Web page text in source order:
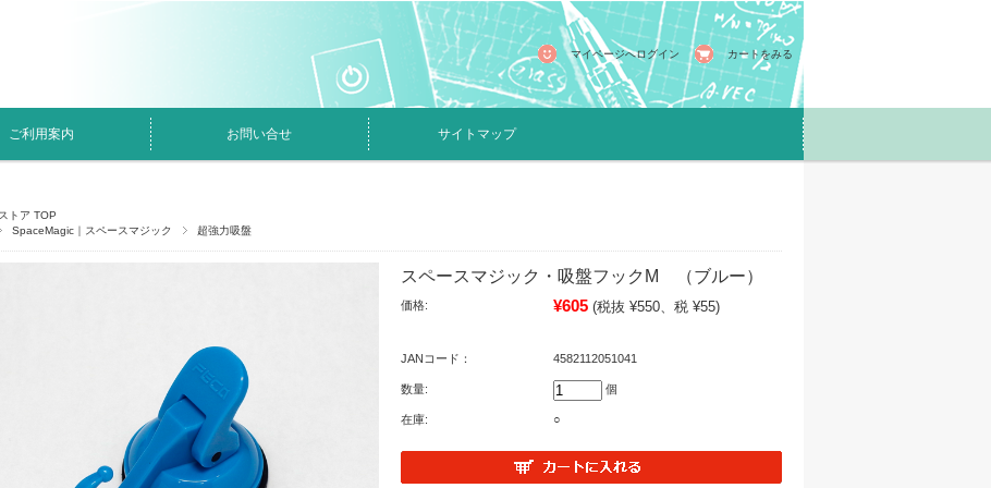
マイページへログイン カートをみる
ご利用案内 お問い合せ サイトマップ
ストア TOP
SpaceMagic｜スペースマジック
超強力吸盤
スペースマジック・吸盤フックM （ブルー）
価格: ¥605 (税抜 ¥550、税 ¥55)
JANコード： 4582112051041
数量: 個
在庫: ○